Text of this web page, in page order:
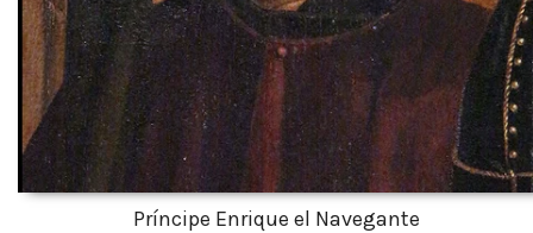
Príncipe Enrique el Navegante